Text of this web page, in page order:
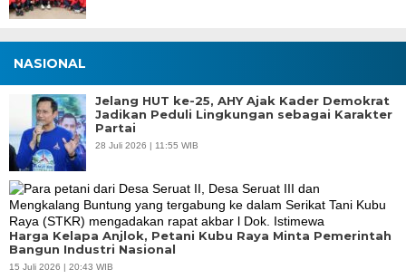
NASIONAL
Jelang HUT ke-25, AHY Ajak Kader Demokrat
Jadikan Peduli Lingkungan sebagai Karakter
Partai
28 Juli 2026 | 11:55 WIB
Harga Kelapa Anjlok, Petani Kubu Raya Minta Pemerintah
Bangun Industri Nasional
15 Juli 2026 | 20:43 WIB